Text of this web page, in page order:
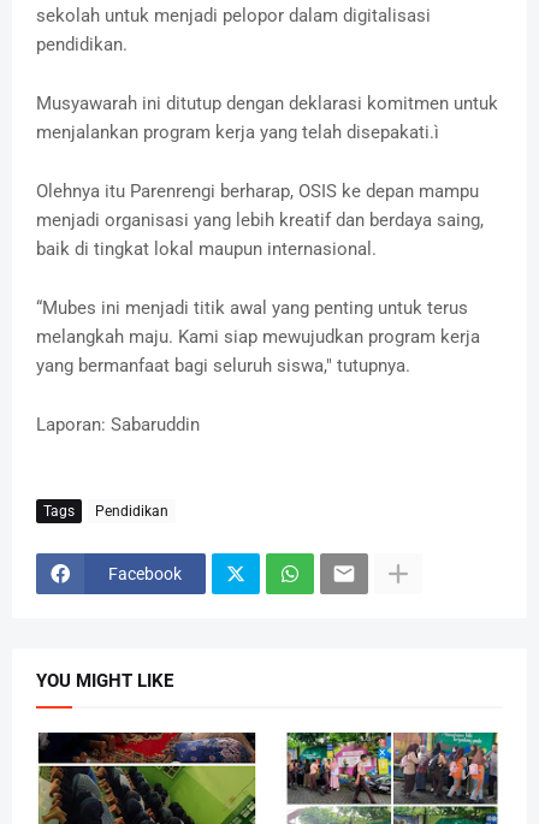
sekolah untuk menjadi pelopor dalam digitalisasi
pendidikan.
Musyawarah ini ditutup dengan deklarasi komitmen untuk
menjalankan program kerja yang telah disepakati.ì
Olehnya itu Parenrengi berharap, OSIS ke depan mampu
menjadi organisasi yang lebih kreatif dan berdaya saing,
baik di tingkat lokal maupun internasional.
“Mubes ini menjadi titik awal yang penting untuk terus
melangkah maju. Kami siap mewujudkan program kerja
yang bermanfaat bagi seluruh siswa," tutupnya.
Laporan: Sabaruddin
Tags Pendidikan
Facebook
YOU MIGHT LIKE